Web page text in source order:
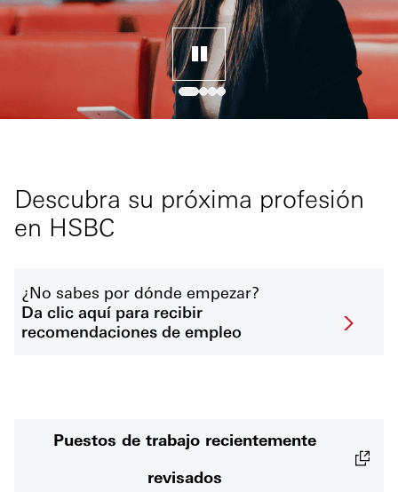
Descubra su próxima profesión
en HSBC
¿No sabes por dónde empezar?
Da clic aquí para recibir
recomendaciones de empleo
Puestos de trabajo recientemente
revisados